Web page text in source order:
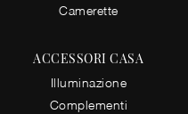
Camerette
ACCESSORI CASA
Illuminazione
Complementi